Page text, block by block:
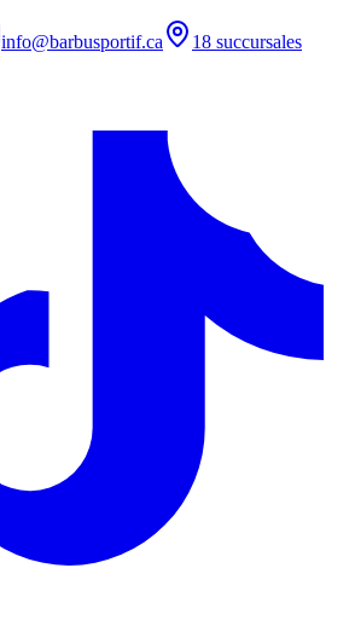
info@barbusportif.ca 18 succursales